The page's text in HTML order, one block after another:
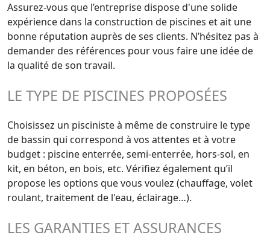
Assurez-vous que l’entreprise dispose d'une solide
expérience dans la construction de piscines et ait une
bonne réputation auprès de ses clients. N’hésitez pas à
demander des références pour vous faire une idée de
la qualité de son travail.
LE TYPE DE PISCINES PROPOSÉES
Choisissez un pisciniste à même de construire le type
de bassin qui correspond à vos attentes et à votre
budget : piscine enterrée, semi-enterrée, hors-sol, en
kit, en béton, en bois, etc. Vérifiez également qu’il
propose les options que vous voulez (chauffage, volet
roulant, traitement de l'eau, éclairage…).
LES GARANTIES ET ASSURANCES